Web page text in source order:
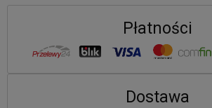
Płatności
Dostawa